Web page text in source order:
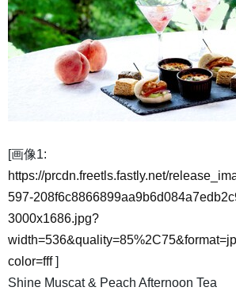
[画像1:
https://prcdn.freetls.fastly.net/
597-
3000x1686.jpg?
color=fff]
Shine Muscat & Peach Afternoon Tea